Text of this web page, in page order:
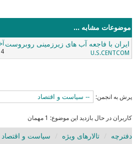
موضوعات مشابه ...
ایران با فاجعه آب های زیرزمینی روبروست
U.S.CENTCOM
پرش به انجمن:
کاربران در حال بازدید این موضوع: 1 مهمان
دفترچه تالارهای ویژه سیاست و اقتصاد